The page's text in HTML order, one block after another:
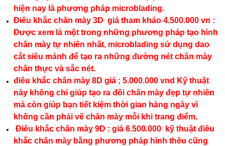
hiện nay là phương pháp microblading.
Điêu khắc chân mày 3D giá tham khảo 4.500.000 vn :
Được xem là một trong những phương pháp tạo hình
chân mày tự nhiên nhất, microblading sử dụng dao
cắt siêu mảnh để tạo ra những đường nét chân mày
chân thực và sắc nét.
điêu khắc chân mày 8D giá ; 5.000.000 vnd Kỹ thuật
này không chỉ giúp tạo ra đôi chân mày đẹp tự nhiên
mà còn giúp bạn tiết kiệm thời gian hàng ngày vì
không cần phải vẽ chân mày mỗi khi trang điểm.
Điêu khắc chân mày 9D : giá 6.500.000 kỹ thuật điêu
khắc chân mày bằng phương pháp hình thêu cũng